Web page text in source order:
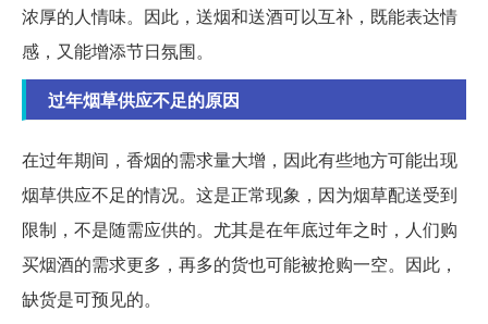
浓厚的人情味。因此，送烟和送酒可以互补，既能表达情
感，又能增添节日氛围。
过年烟草供应不足的原因
在过年期间，香烟的需求量大增，因此有些地方可能出现
烟草供应不足的情况。这是正常现象，因为烟草配送受到
限制，不是随需应供的。尤其是在年底过年之时，人们购
买烟酒的需求更多，再多的货也可能被抢购一空。因此，
缺货是可预见的。